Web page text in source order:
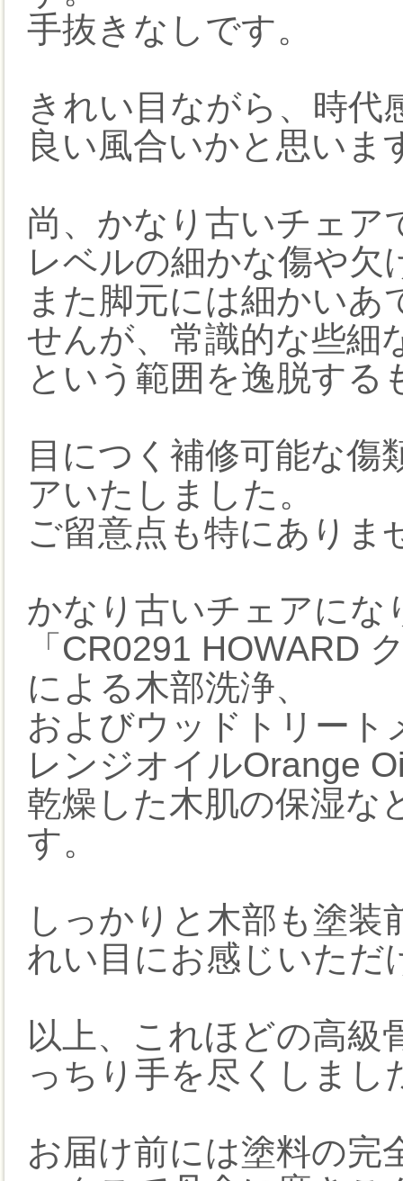
手抜きなしです。
きれい目ながら、時代
良い風合いかと思いま
尚、かなり古いチェア
レベルの細かな傷や欠
また脚元には細かい
せんが、常識的な些細
という範囲を逸脱する
目につく補修可能な
アいたしました。
ご留意点も特にありま
かなり古いチェアにな
「CR0291 HOWARD
による木部洗浄、
およびウッドトリート
レンジオイルOrange
乾燥した木肌の保湿な
す。
しっかりと木部も塗
れい目にお感じいただ
以上、これほどの高級
っちり手を尽くしまし
お届け前には塗料の完